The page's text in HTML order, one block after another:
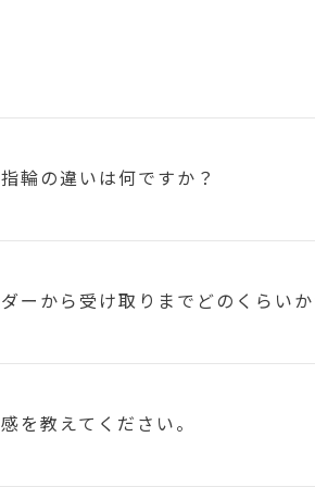
輪の違いは何ですか？
ーから受け取りまで どのくらい
を教えてください。